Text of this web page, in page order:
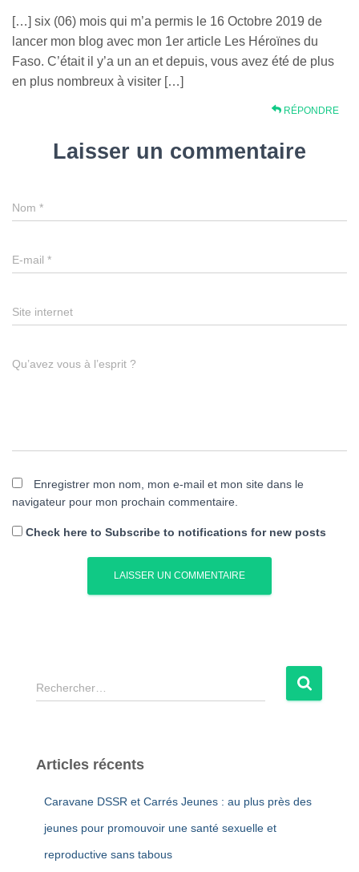
[…] six (06) mois qui m’a permis le 16 Octobre 2019 de
lancer mon blog avec mon 1er article Les Héroïnes du
Faso. C’était il y’a un an et depuis, vous avez été de plus
en plus nombreux à visiter […]
RÉPONDRE
Laisser un commentaire
Nom *
E-mail *
Site internet
Qu’avez vous à l’esprit ?
Enregistrer mon nom, mon e-mail et mon site dans le
navigateur pour mon prochain commentaire.
Check here to Subscribe to notifications for new posts
R
e
r
Rechercher…
Articles récents
Caravane DSSR et Carrés Jeunes : au plus près des
jeunes pour promouvoir une santé sexuelle et
reproductive sans tabous